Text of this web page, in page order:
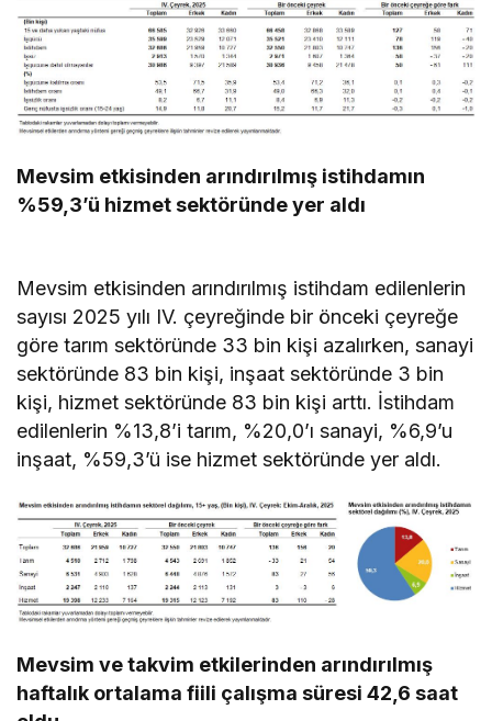
Mevsim etkisinden arındırılmış istihdamın
%59,3’ü hizmet sektöründe yer aldı
Mevsim etkisinden arındırılmış istihdam edilenlerin
sayısı 2025 yılı IV. çeyreğinde bir önceki çeyreğe
göre tarım sektöründe 33 bin kişi azalırken, sanayi
sektöründe 83 bin kişi, inşaat sektöründe 3 bin
kişi, hizmet sektöründe 83 bin kişi arttı. İstihdam
edilenlerin %13,8’i tarım, %20,0’ı sanayi, %6,9’u
inşaat, %59,3’ü ise hizmet sektöründe yer aldı.
Mevsim ve takvim etkilerinden arındırılmış
haftalık ortalama fiili çalışma süresi 42,6 saat